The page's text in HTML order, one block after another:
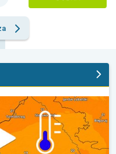
ochłodzenie. . .